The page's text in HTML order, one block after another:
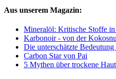
Aus unserem Magazin:
Mineralöl: Kritische Stoffe
Karbonoir - von der
Die unterschätzte
Carbon Star von Pai
5 Mythen über trockene Haut